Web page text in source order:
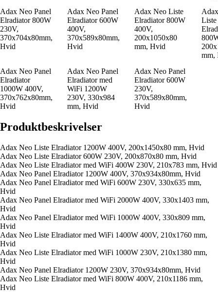
Adax Neo Panel
Elradiator 800W
230V,
370x704x80mm,
Hvid
Adax Neo Panel
Elradiator 600W
400V,
370x589x80mm,
Hvid
Adax Neo Liste
Elradiator 800W
400V,
200x1050x80
mm, Hvid
Liste
mm,
Adax Neo Panel
Elradiator
1000W 400V,
370x762x80mm,
Hvid
Adax Neo Panel
Elradiator med
WiFi 1200W
230V, 330x984
mm, Hvid
Adax Neo Panel
Elradiator 600W
230V,
370x589x80mm,
Hvid
Produktbeskrivelser
Adax Neo Liste Elradiator 1200W 400V, 200x1450x80 mm, Hvid
Adax Neo Liste Elradiator 600W 230V, 200x870x80 mm, Hvid
Adax Neo Liste Elradiator med WiFi 400W 230V, 210x783 mm, Hvid
Adax Neo Panel Elradiator 1200W 400V, 370x934x80mm, Hvid
Adax Neo Panel Elradiator med WiFi 600W 230V, 330x635 mm,
Hvid
Adax Neo Panel Elradiator med WiFi 2000W 400V, 330x1403 mm,
Hvid
Adax Neo Panel Elradiator med WiFi 1000W 400V, 330x809 mm,
Hvid
Adax Neo Liste Elradiator med WiFi 1400W 400V, 210x1760 mm,
Hvid
Adax Neo Liste Elradiator med WiFi 1000W 230V, 210x1380 mm,
Hvid
Adax Neo Panel Elradiator 1200W 230V, 370x934x80mm, Hvid
Adax Neo Liste Elradiator med WiFi 800W 400V, 210x1186 mm,
Hvid